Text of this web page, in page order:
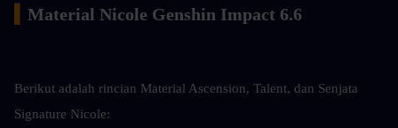
Material Nicole Genshin Impact 6.6
Berikut adalah rincian Material Ascension, Talent, dan Senjata
Signature Nicole: